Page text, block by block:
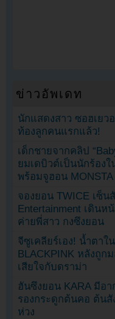
ข่าวอัพเดท
นักแสดงสาว ซอฮเยว
ท้องลูกคนแรกแล้ว!
เด็กชายจากคลิป
ยมเดบิวต์เป็นนักร้อง
พร้อมจูฮอน MONSTA
จองยอน TWICE เซ็
Entertainment เดินห
ค่ายพี่สาว กงซึงยอน
จีซูเคลียร์เอง! น้ำตาใ
BLACKPINK หลังถูก
เสียใจกับดราม่า
ฮันซึงยอน KARA มีอ
รองกระดูกต้นคอ ต้น
ห่วง